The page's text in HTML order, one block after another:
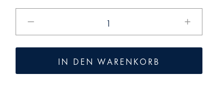
MANDORLA
Erhöhe
die
IN DEN WARENKORB